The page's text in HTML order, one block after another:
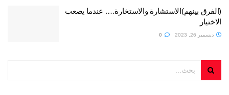
(الفرق بينهم)الاستشارة والاستخارة…. عندما يصعب
الاختيار
ديسمبر 26, 2023